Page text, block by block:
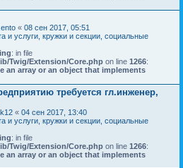
« 08 сен 2017, 05:51
и услуги, кружки и секции, социальные
: in file
Twig/Extension/Core.php on line 1266:
an array or an object that implements
требуется гл.инженер,
« 04 сен 2017, 13:40
и услуги, кружки и секции, социальные
: in file
Twig/Extension/Core.php on line 1266:
an array or an object that implements